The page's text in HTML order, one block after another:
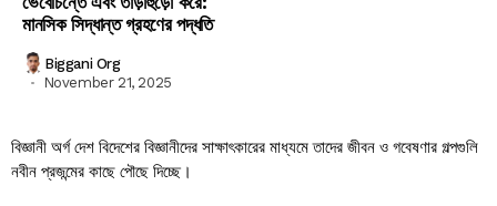
মানসিক সিদ্ধান্ত গ্রহণের পদ্ধতি
Biggani Org
November 21, 2025
বিজ্ঞানী অর্গ দেশ বিদেশের বিজ্ঞানীদের সাক্ষাৎকারের মাধ্যমে তাদের জীবন ও গবেষণার গল্পগুলি
নবীন প্রজন্মের কাছে পৌছে দিচ্ছে।